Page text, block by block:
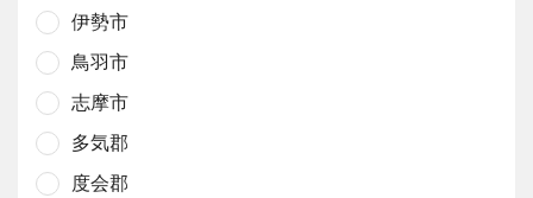
伊勢市
鳥羽市
志摩市
多気郡
度会郡